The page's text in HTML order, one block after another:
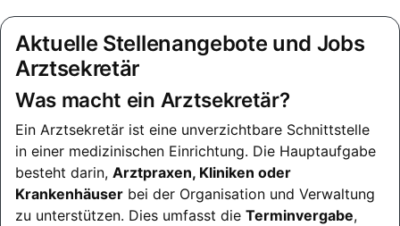
Aktuelle Stellenangebote und Jobs
Arztsekretär
Was macht ein Arztsekretär?
Ein Arztsekretär ist eine unverzichtbare Schnittstelle
in einer medizinischen Einrichtung. Die Hauptaufgabe
besteht darin, Arztpraxen, Kliniken oder
Krankenhäuser bei der Organisation und Verwaltung
zu unterstützen. Dies umfasst die Terminvergabe,